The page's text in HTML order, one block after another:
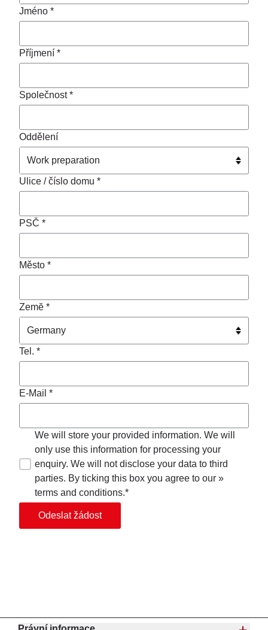
Jméno *
Příjmení *
Společnost *
Oddělení
Ulice / číslo domu *
PSČ *
Město *
Zemĕ *
Tel. *
E-Mail *
We will store your provided information. We will
only use this information for processing your
enquiry. We will not disclose your data to third
parties. By ticking this box you agree to our »
terms and conditions.*
Odeslat žádost